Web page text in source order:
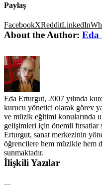
Paylaş
FacebookXRedditLinkedIn
About the Author: Eda
Eda Erturgut, 2007 yılında
kurucu yönetici olarak görev
ve müzik eğitimi konularında
gelişimleri için önemli
Erturgut, sanat merkezinin
öğrencilere hem müzikle
sunmaktadır.
İlişkili Yazılar